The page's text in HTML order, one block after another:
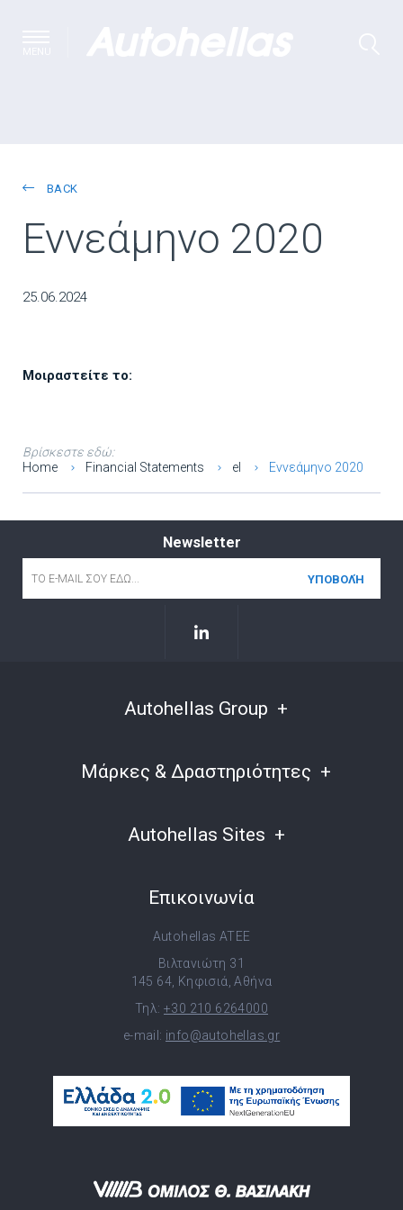
BACK
Εννεάμηνο 2020
25.06.2024
Μοιραστείτε το:
Βρίσκεστε εδώ:
Home
Financial Statements el Εννεάμηνο 2020
Newsletter
Autohellas Group
Μάρκες & Δραστηριότητες
Autohellas Sites
Επικοινωνία
Autohellas ATEE
Βιλτανιώτη 31
145 64, Κηφισιά, Αθήνα
Τηλ: +30 210 6264000
e-mail: info@autohellas.gr